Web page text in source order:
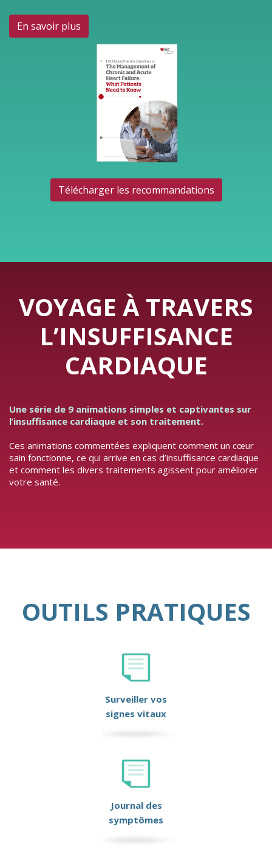
En savoir plus
Télécharger les recommandations
VOYAGE À TRAVERS
L’INSUFFISANCE
CARDIAQUE
Une série de 9 animations simples et captivantes sur
l’insuffisance cardiaque et son traitement.
Ces animations commentées expliquent comment un cœur
sain fonctionne, ce qui arrive en cas d’insuffisance cardiaque
et comment les divers traitements agissent pour améliorer
votre santé.
OUTILS PRATIQUES
Surveiller vos
signes vitaux
Journal des
symptômes